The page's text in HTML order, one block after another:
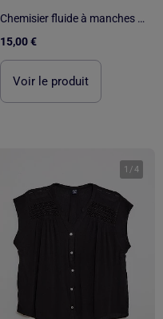
Chemisier fluide à manches courtes
15,00 €
Voir le produit
1 /4